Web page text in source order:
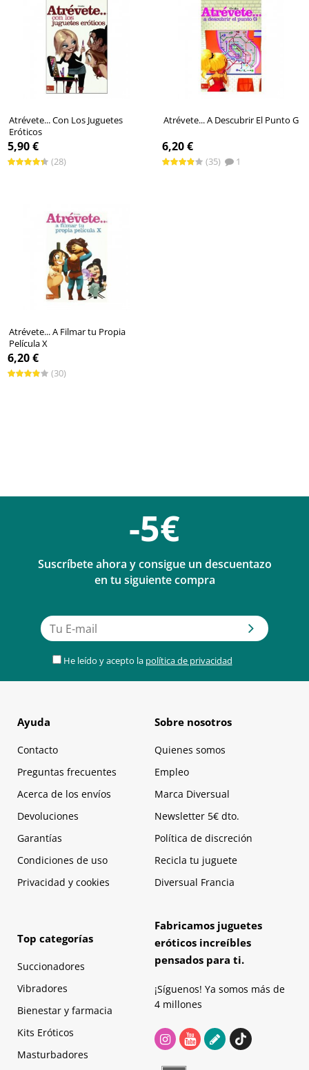
Atrévete... Con Los Juguetes
Eróticos
5,90 €
(28)
Atrévete... A Descubrir El Punto G
6,20 €
(35) 1
Atrévete... A Filmar tu Propia
Película X
6,20 €
(30)
-5€
Suscríbete ahora y consigue un descuentazo
en tu siguiente compra
He leído y acepto la política de privacidad
Ayuda
Contacto
Preguntas frecuentes
Acerca de los envíos
Devoluciones
Garantías
Condiciones de uso
Privacidad y cookies
Sobre nosotros
Quienes somos
Empleo
Marca Diversual
Newsletter 5€ dto.
Política de discreción
Recicla tu juguete
Diversual Francia
Top categorías
Succionadores
Vibradores
Bienestar y farmacia
Kits Eróticos
Masturbadores
Fabricamos juguetes
eróticos increíbles
pensados para ti.
¡Síguenos! Ya somos más de
4 millones